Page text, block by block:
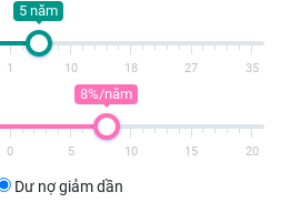
5 năm
1 10 18 27 35
8%/năm
0 5 10 15 20
Dư nợ giảm dần